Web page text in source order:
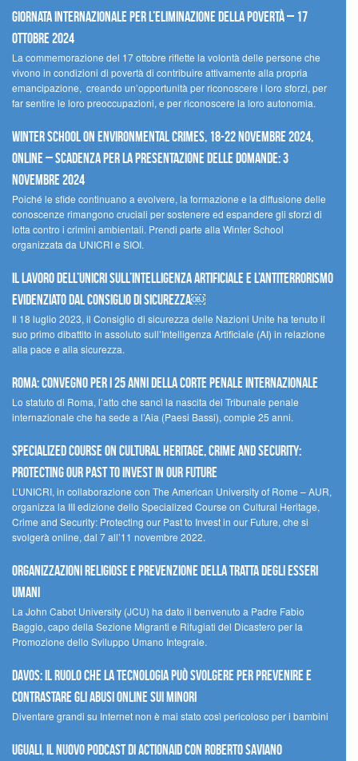
Giornata internazionale per l’eliminazione della povertà – 17
ottobre 2024
La commemorazione del 17 ottobre riflette la volontà delle persone che
vivono in condizioni di povertà di contribuire attivamente alla propria
emancipazione, creando un’opportunità per riconoscere i loro sforzi, per
far sentire le loro preoccupazioni, e per riconoscere la loro autonomia.
Winter School on Environmental Crimes, 18-22 novembre 2024,
Online – Scadenza per la presentazione delle domande: 3
novembre 2024
Poiché le sfide continuano a evolvere, la formazione e la diffusione delle
conoscenze rimangono cruciali per sostenere ed espandere gli sforzi di
lotta contro i crimini ambientali. Prendi parte alla Winter School
organizzata da UNICRI e SIOI.
Il lavoro dell’UNICRI sull’intelligenza artificiale e l’antiterrorismo
evidenziato dal Consiglio di Sicurezza￼
Il 18 luglio 2023, il Consiglio di sicurezza delle Nazioni Unite ha tenuto il
suo primo dibattito in assoluto sull’Intelligenza Artificiale (AI) in relazione
alla pace e alla sicurezza.
Roma: convegno per i 25 anni della Corte penale internazionale
Lo statuto di Roma, l’atto che sancì la nascita del Tribunale penale
internazionale che ha sede a l’Aia (Paesi Bassi), compie 25 anni.
Specialized Course on Cultural Heritage, Crime and Security:
Protecting our Past to Invest in our Future
L’UNICRI, in collaborazione con The American University of Rome – AUR,
organizza la III edizione dello Specialized Course on Cultural Heritage,
Crime and Security: Protecting our Past to Invest in our Future, che si
svolgerà online, dal 7 all’11 novembre 2022.
Organizzazioni religiose e prevenzione della tratta degli esseri
umani
La John Cabot University (JCU) ha dato il benvenuto a Padre Fabio
Baggio, capo della Sezione Migranti e Rifugiati del Dicastero per la
Promozione dello Sviluppo Umano Integrale.
Davos: il ruolo che la tecnologia può svolgere per prevenire e
contrastare gli abusi online sui minori
Diventare grandi su Internet non è mai stato così pericoloso per i bambini
UGUALI, il nuovo podcast di ACTIONAID con Roberto Saviano